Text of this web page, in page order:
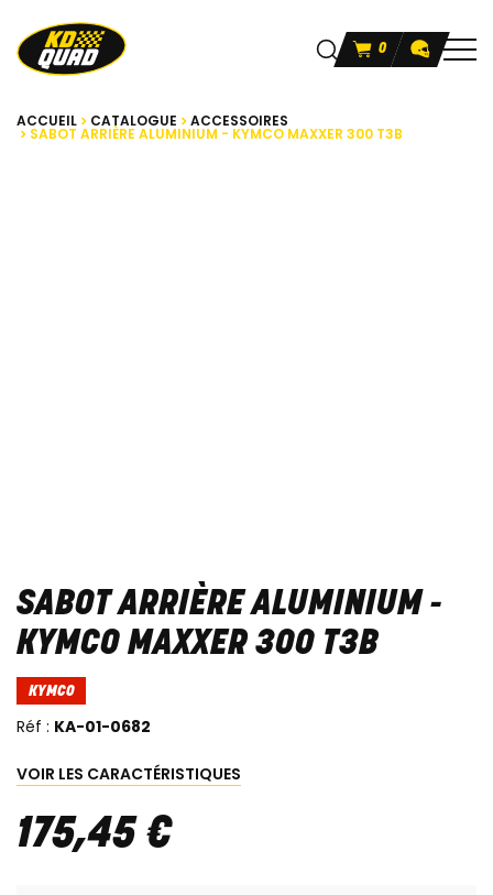
0
ACCUEIL CATALOGUE ACCESSOIRES
SABOT ARRIÈRE ALUMINIUM - KYMCO MAXXER 300 T3B
SABOT ARRIÈRE ALUMINIUM -
KYMCO MAXXER 300 T3B
KYMCO
Réf : KA-01-0682
VOIR LES CARACTÉRISTIQUES
175,45 €